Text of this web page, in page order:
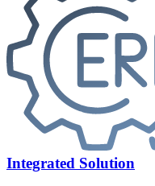
Integrated Solution